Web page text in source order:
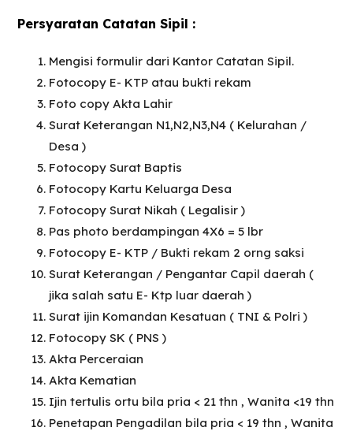
Persyaratan Catatan Sipil :
Mengisi formulir dari Kantor Catatan Sipil.
Fotocopy E- KTP atau bukti rekam
Foto copy Akta Lahir
Surat Keterangan N1,N2,N3,N4 ( Kelurahan /
Desa )
Fotocopy Surat Baptis
Fotocopy Kartu Keluarga Desa
Fotocopy Surat Nikah ( Legalisir )
Pas photo berdampingan 4X6 = 5 lbr
Fotocopy E- KTP / Bukti rekam 2 orng saksi
Surat Keterangan / Pengantar Capil daerah (
jika salah satu E- Ktp luar daerah )
Surat ijin Komandan Kesatuan ( TNI & Polri )
Fotocopy SK ( PNS )
Akta Perceraian
Akta Kematian
Ijin tertulis ortu bila pria < 21 thn , Wanita <19 thn
Penetapan Pengadilan bila pria < 19 thn , Wanita